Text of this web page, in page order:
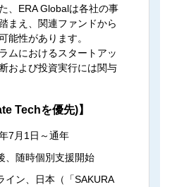
、ERA Globalは各社の事
まえ、関連ファンドから
能性があります。
ムにおけるスタートアッ
および投資実行には関与
Techを優先)】
7月1日～通年
、随時個別支援開始
イン、日本（「SAKURA